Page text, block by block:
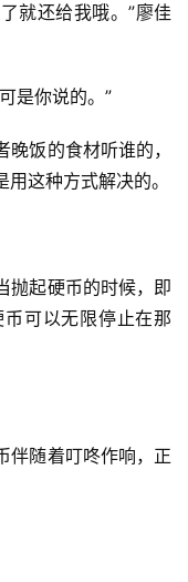
就还给我哦。”廖佳
是你说的。”
饭的食材听谁的，
这种方式解决的。
抛起硬币的时候，即
可以无限停止在那
伴随着叮咚作响，正